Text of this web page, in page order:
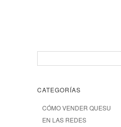
CATEGORÍAS
CÓMO VENDER QUESU
EN LAS REDES